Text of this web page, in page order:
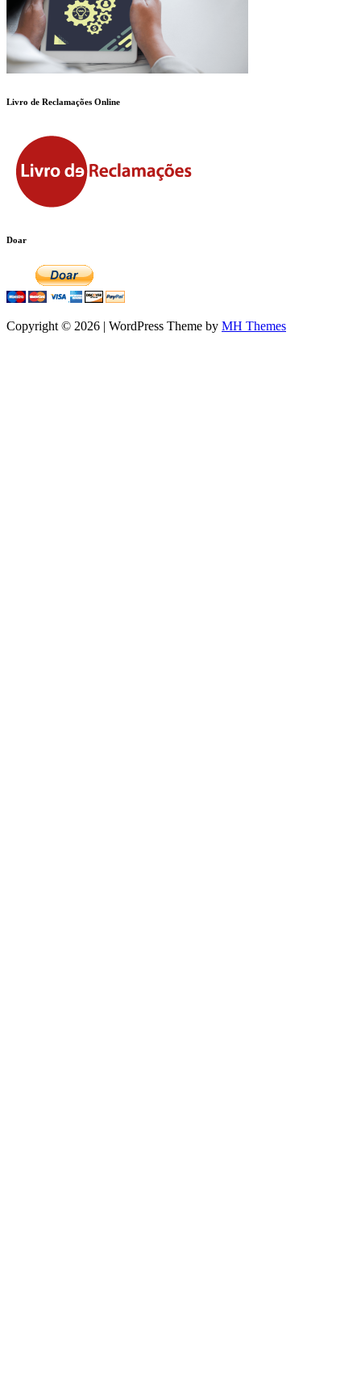
Livro de Reclamações Online
Doar
Copyright © 2026 | WordPress Theme by MH Themes